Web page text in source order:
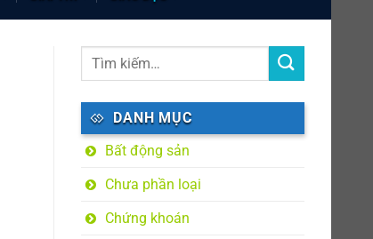
DANH MỤC
Bất động sản
Chưa phần loại
Chứng khoán